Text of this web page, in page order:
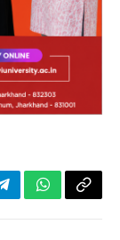
TelegramWhatsApp
Copy